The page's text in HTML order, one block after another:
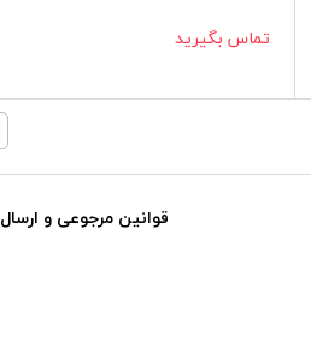
تماس بگیرید
قوانین مرجوعی و ارسال